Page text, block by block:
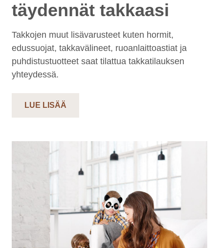
täydennät takkaasi
Takkojen muut lisävarusteet kuten hormit,
edussuojat, takkavälineet, ruoanlaittoastiat ja
puhdistustuotteet saat tilattua takkatilauksen
yhteydessä.
LUE LISÄÄ